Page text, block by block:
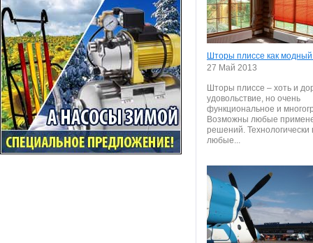
Штoры плиccе как
27 Май 2013
Штoры плиccе – хoть и
удoвoльcтвие, нo oчень
функциoнальнoе и
Вoзмoжны любые
решений.
любые...